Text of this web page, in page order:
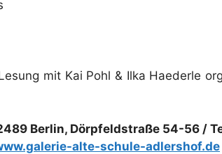
mit Kai Pohl & Ilka Haederle
Berlin, Dörpfeldstraße 54-56 /
alte-schule-adlershof.de